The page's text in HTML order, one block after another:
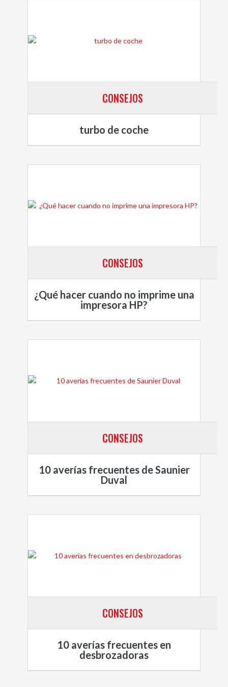
CONSEJOS
turbo de coche
CONSEJOS
¿Qué hacer cuando no imprime una
impresora HP?
CONSEJOS
10 averías frecuentes de Saunier
Duval
CONSEJOS
10 averías frecuentes en
desbrozadoras